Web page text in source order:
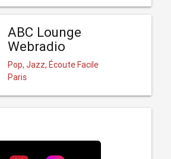
ABC Lounge
Webradio
Pop, Jazz, Écoute Facile
Paris